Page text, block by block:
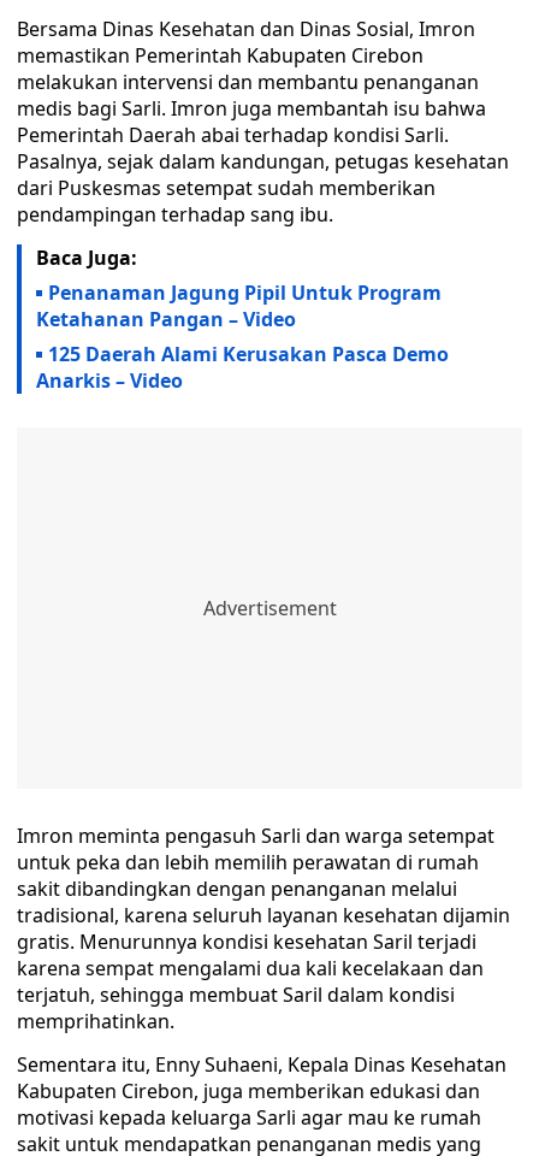
Bersama Dinas Kesehatan dan Dinas Sosial, Imron
memastikan Pemerintah Kabupaten Cirebon
melakukan intervensi dan membantu penanganan
medis bagi Sarli. Imron juga membantah isu bahwa
Pemerintah Daerah abai terhadap kondisi Sarli.
Pasalnya, sejak dalam kandungan, petugas kesehatan
dari Puskesmas setempat sudah memberikan
pendampingan terhadap sang ibu.
Baca Juga:
Penanaman Jagung Pipil Untuk Program
Ketahanan Pangan – Video
125 Daerah Alami Kerusakan Pasca Demo
Anarkis – Video
Imron meminta pengasuh Sarli dan warga setempat
untuk peka dan lebih memilih perawatan di rumah
sakit dibandingkan dengan penanganan melalui
tradisional, karena seluruh layanan kesehatan dijamin
gratis. Menurunnya kondisi kesehatan Saril terjadi
karena sempat mengalami dua kali kecelakaan dan
terjatuh, sehingga membuat Saril dalam kondisi
memprihatinkan.
Sementara itu, Enny Suhaeni, Kepala Dinas Kesehatan
Kabupaten Cirebon, juga memberikan edukasi dan
motivasi kepada keluarga Sarli agar mau ke rumah
sakit untuk mendapatkan penanganan medis yang